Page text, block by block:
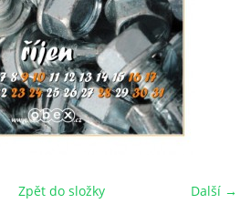
Další →
Zpět do složky